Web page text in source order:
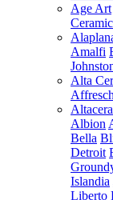
Age Art
Amalfi
Alta
Altacera
Albion
Bella
Detroit
Islandia
Liberto